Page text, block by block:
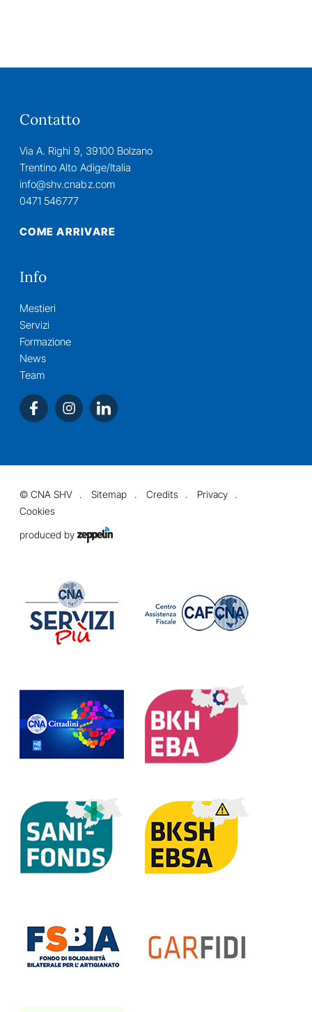
Contatto
Via A. Righi 9, 39100 Bolzano
Trentino Alto Adige/Italia
info@shv.cnabz.com
0471 546777
COME ARRIVARE
Info
Mestieri
Servizi
Formazione
News
Team
©CNA SHV Sitemap Credits
Privacy
Cookies
produced by